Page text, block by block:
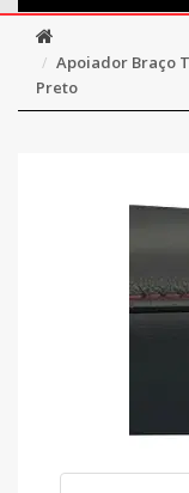
Apoiador Braço
Preto